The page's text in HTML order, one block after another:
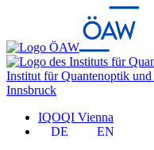
Institut für Quantenoptik
Innsbruck
IQOQI Vienna
DE
EN